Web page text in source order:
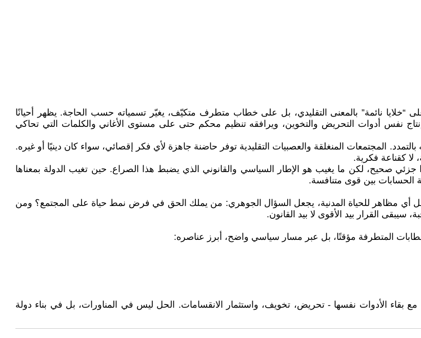
نائمة” بالمعنى التقليدي، بل على خطاب متطرف متكيّف، يغيّر تسمياته حسب الحاجة. يظهر أحيانًا
نفس أدوات التحريض والتخوين، ويرافقه تنظيم محكم حتى على مستوى الأغاني والكلمات التي تحاكي
المجتمعات المنغلقة والعصبيات التقليدية توفر حاضنة جاهزة لأي فكر إقصائي، سواء كان دينيًا أو غيره.
كقناعة فكرية.
صحيح، لكن ما يغيب هو الإطار السياسي والقانوني الذي يضبط هذا الصراع. حين تغيب الدولة بمعناها
بين قوى متنافسة.
وشل أي مظاهر للحياة المدنية، يجعل السؤال الجوهري: من يملك الحق في فرض نمط حياة على المجتمع؟ ومن
القرار بيد الأقوى لا بيد القانون.
المتطرفة مؤقتًا، بل عبر مسار سياسي واضح، أبرز عناصره:
بقاء الأدوات نفسها - تحريض، تخويف، واستثمار الانقسامات. الحل ليس في المناورات، بل في بناء دولة